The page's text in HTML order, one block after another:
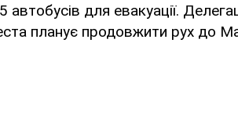
для евакуації.
планує продовжити рух до